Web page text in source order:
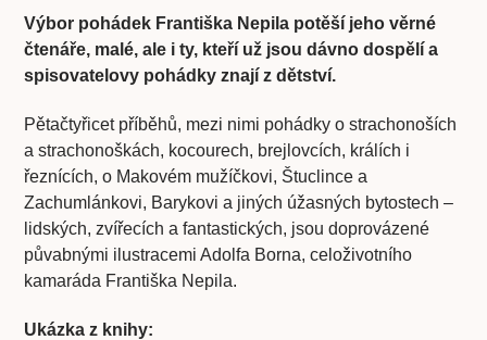
Výbor pohádek Františka Nepila potěší jeho věrné
čtenáře, malé, ale i ty, kteří už jsou dávno dospělí a
spisovatelovy pohádky znají z dětství.
Pětačtyřicet příběhů, mezi nimi pohádky o strachonoších
a strachonoškách, kocourech, brejlovcích, králích i
řeznících, o Makovém mužíčkovi, Štuclince a
Zachumlánkovi, Barykovi a jiných úžasných bytostech –
lidských, zvířecích a fantastických, jsou doprovázené
půvabnými ilustracemi Adolfa Borna, celoživotního
kamaráda Františka Nepila.
Ukázka z knihy: